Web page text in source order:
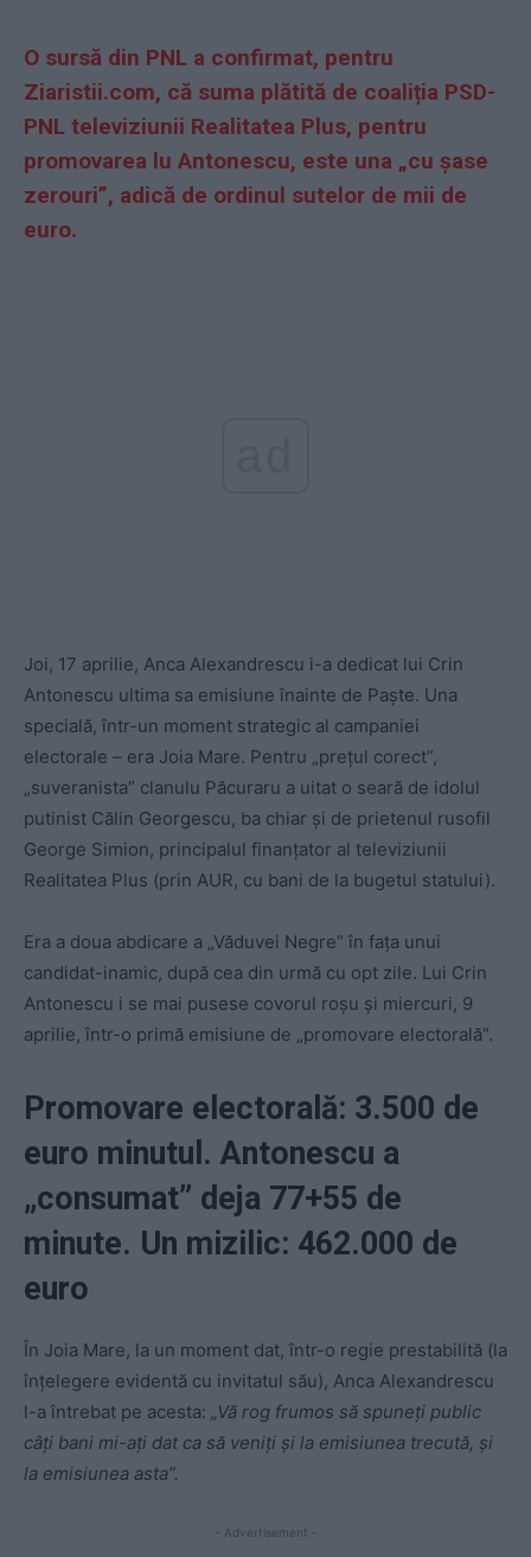
O sursă din PNL a confirmat, pentru
Ziaristii.com, că suma plătită de coaliția PSD-
PNL televiziunii Realitatea Plus, pentru
promovarea lu Antonescu, este una „cu șase
zerouri”, adică de ordinul sutelor de mii de
euro.
Joi, 17 aprilie, Anca Alexandrescu i-a dedicat lui Crin
Antonescu ultima sa emisiune înainte de Paște. Una
specială, într-un moment strategic al campaniei
electorale – era Joia Mare. Pentru „prețul corect”,
„suveranista” clanulu Păcuraru a uitat o seară de idolul
putinist Călin Georgescu, ba chiar și de prietenul rusofil
George Simion, principalul finanțator al televiziunii
Realitatea Plus (prin AUR, cu bani de la bugetul statului).
Era a doua abdicare a „Văduvei Negre” în fața unui
candidat-inamic, după cea din urmă cu opt zile. Lui Crin
Antonescu i se mai pusese covorul roșu și miercuri, 9
aprilie, într-o primă emisiune de „promovare electorală”.
Promovare electorală: 3.500 de
euro minutul. Antonescu a
„consumat” deja 77+55 de
minute. Un mizilic: 462.000 de
euro
În Joia Mare, la un moment dat, într-o regie prestabilită (la
înțelegere evidentă cu invitatul său), Anca Alexandrescu
l-a întrebat pe acesta:
„Vă rog frumos să spuneți public
câți bani mi-ați dat ca să veniți și la emisiunea trecută, și
la emisiunea asta”.
- Advertisement -